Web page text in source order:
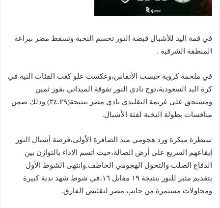
في قمة اليد للأشبال قبضة النور تحسم النخبة وتسقط مضر ببراعة
المنطقة الشرقية .
في ملحمة كروية حبست الأنفاس،وعكست علو كعب الفئات النية في
كرة اليد السعودية،توج نادي النور تفوقة الميداني بفوز ثمين
ومستحق على غريمة التقليدي نادي مضر بنتيجة(٣٤.٢٩) وذلك ضمن
منافسات بطولة النخبة لفئة الأشبال.
سيطرة مبكرة ورد هجومي منذ الصافرة الأولى،فرصة أشبال النور
إيقاعهم السريع على أرض الصالة،حيث اتسم الاداء بالتوازن بين
الدفاع الصلب والتحول الهجومي الخاطف.وانتهى الشوط الأول
بتقديم مثير للنور بنتيجة ١٩ مقابل ١٦،في شوط شهد ندية كبيرة
ومحاولات مستمرة من جانب مضر لتقليص الفارق.